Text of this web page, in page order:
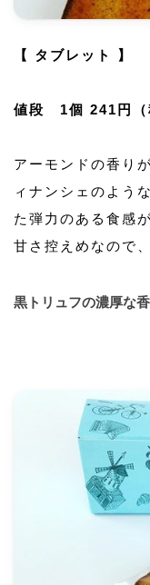
【 タブレット 】
値段 1個 241円（
アーモンドの香り
ィナンシェのよう
た弾力のある食感
甘さ控えめなので
黒トリュフの濃厚な